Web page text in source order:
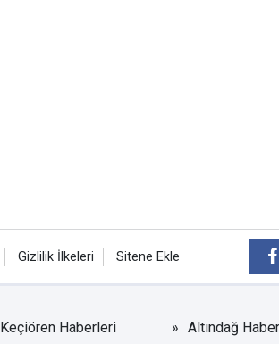
Gizlilik İlkeleri Sitene Ekle
Keçiören Haberleri Altındağ